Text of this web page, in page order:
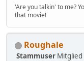
'Are you talkin' to me?
that movie!
Roughale
Stammuser Mitglied